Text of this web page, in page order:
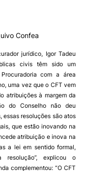
Confea
jurídico, Igor Tadeu
civis têm sido um
com a área
uma vez que o CFT vem
atribuições à margem da
do Conselho não deu
resoluções são atos
que estão inovando na
atribuição e inova na
a lei em sentido formal,
explicou o
complementou: “O CFT